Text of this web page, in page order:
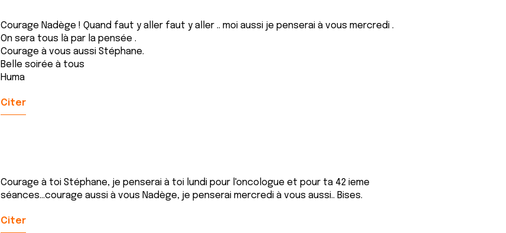
Courage Nadège ! Quand faut y aller faut y aller .. moi aussi je penserai à vous mercredi .
On sera tous là par la pensée .
Courage à vous aussi Stéphane.
Belle soirée à tous
Huma
Citer
Courage à toi Stéphane, je penserai à toi lundi pour l'oncologue et pour ta 42 ieme
séances...courage aussi à vous Nadège, je penserai mercredi à vous aussi.. Bises.
Citer